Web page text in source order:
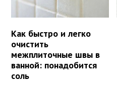
Как быстро и легко
очистить
межплиточные швы в
ванной: понадобится
соль